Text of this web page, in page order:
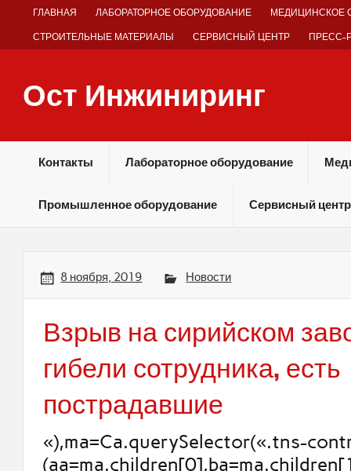
ГЛАВНАЯ ЛАБОРАТОРНОЕ ОБОРУДОВАНИЕ МЕДИЦИНСКОЕ
СТРОИТЕЛЬНЫЕ МАТЕРИАЛЫ СЕРВИСНЫЙ ЦЕНТР ПРЕСС-
Ост Инжиниринг
Контакты Лабораторное оборудование
Промышленное оборудование Сервисный центр
8 ноября, 2019 Новости
Взрыв на сирийском
гибели сотрудника, есть
пострадавшие
«),ma=Ca.querySelector(«.tns-